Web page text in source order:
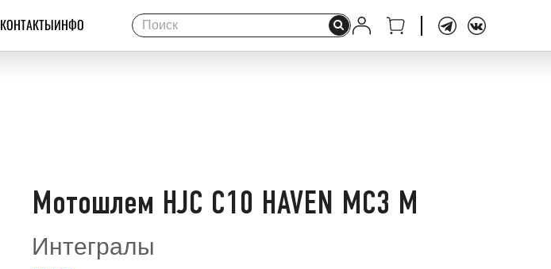
КОНТАКТЫИНФО
Мотошлем HJC C10 HAVEN MC3 M
Интегралы